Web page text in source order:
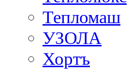
Тепломаш
УЗОЛА
Хортъ